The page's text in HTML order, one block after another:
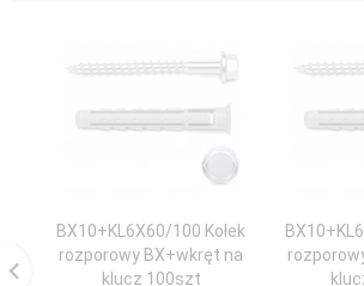
BX10+KL6X60/100 Kołek
rozporowy BX+wkręt na
klucz 100szt